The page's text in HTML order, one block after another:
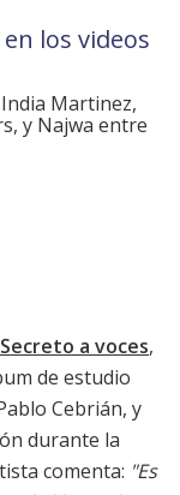
los videos
Martinez,
y Najwa entre
a voces,
de estudio
Cebrián, y
durante la
comenta: "Es